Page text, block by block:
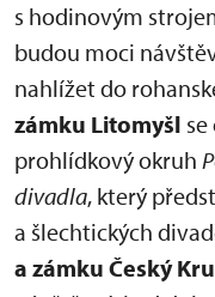
s hodinovým
budou moci
nahlížet do
zámku Litomyšl
prohlídkový okruh
divadla, který
a šlechtických
a zámku Český